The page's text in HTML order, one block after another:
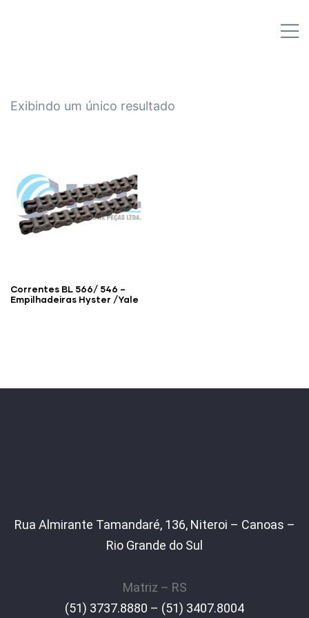
Exibindo um único resultado
Correntes BL 566/ 546 –
Empilhadeiras Hyster /Yale
Rua Almirante Tamandaré, 136, Niteroi – Canoas –
Rio Grande do Sul
Matriz – RS
(51) 3737.8880 – (51) 3407.8004